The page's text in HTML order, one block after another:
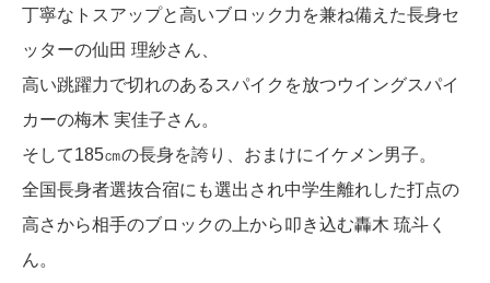
丁寧なトスアップと高いブロック力を兼ね備えた長身セ
ッターの仙田 理紗さん、
高い跳躍力で切れのあるスパイクを放つウイングスパイ
カーの梅木 実佳子さん。
そして185㎝の長身を誇り、おまけにイケメン男子。
全国長身者選抜合宿にも選出され中学生離れした打点の
高さから相手のブロックの上から叩き込む轟木 琉斗く
ん。